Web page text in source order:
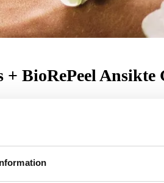
+ BioRePeel Ansikte
och patenterad formula med
som stimulerar cellförnyelsen,
Behandlingen har minimal